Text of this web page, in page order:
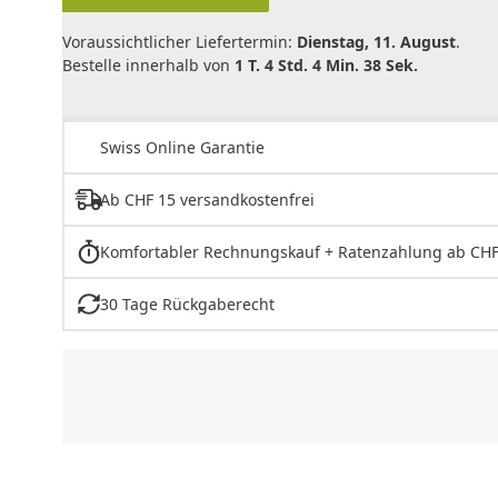
Voraussichtlicher Liefertermin: Dienstag, 11. August.
Bestelle innerhalb von 1 T. 4 Std. 4 Min. 38 Sek.
Swiss Online Garantie
Ab CHF 15 versandkostenfrei
Komfortabler Rechnungskauf + Ratenzahlung ab
30 Tage Rückgaberecht